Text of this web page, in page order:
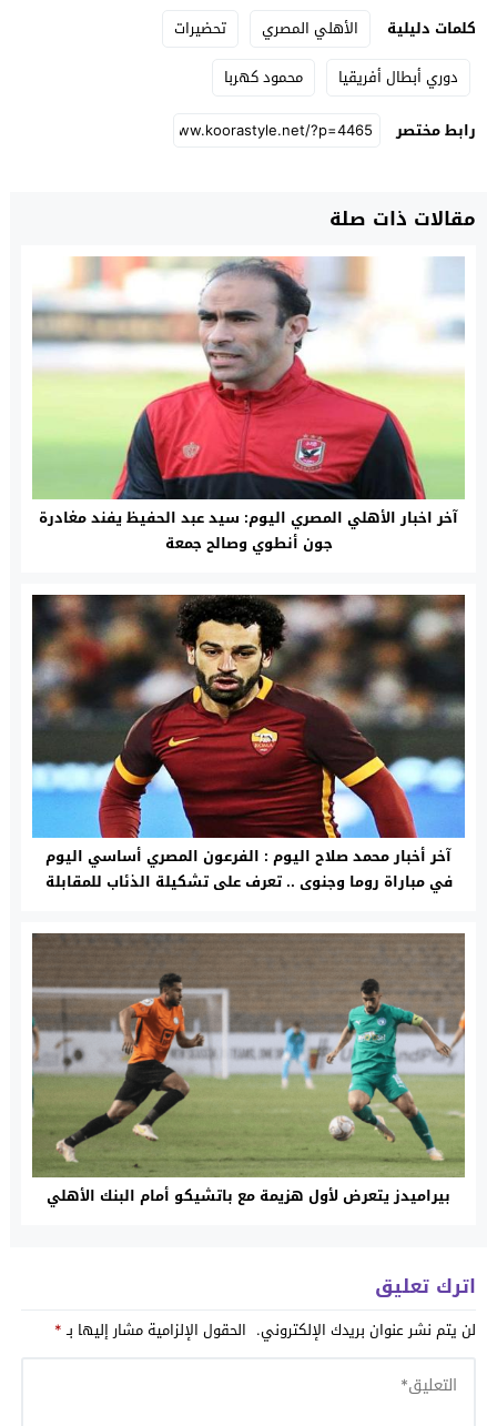
كلمات دليلية الأهلي المصري
تحضيرات
دوري أبطال أفريقيا
محمود كهربا
رابط مختصر
مقالات ذات صلة
آخر اخبار الأهلي المصري اليوم: سيد عبد الحفيظ يفند مغادرة
جون أنطوي وصالح جمعة
آخر أخبار محمد صلاح اليوم : الفرعون المصري أساسي اليوم
في مباراة روما وجنوى .. تعرف على تشكيلة الذئاب للمقابلة
بيراميدز يتعرض لأول هزيمة مع باتشيكو أمام البنك الأهلي
اترك تعليق
لن يتم نشر عنوان بريدك الإلكتروني. الحقول الإلزامية مشار إليها بـ*